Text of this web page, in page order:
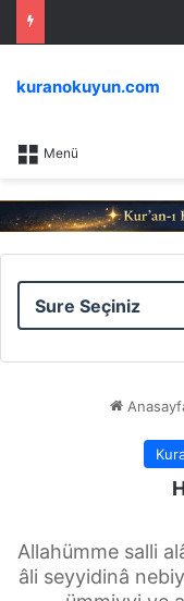
Menü
kuranokuyun.com
Sure
Ayet
Allahümme salli
âli seyyidinâ